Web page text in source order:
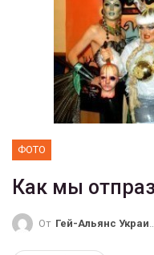
ФОТО
Как мы
От Гей-Альянс Украина